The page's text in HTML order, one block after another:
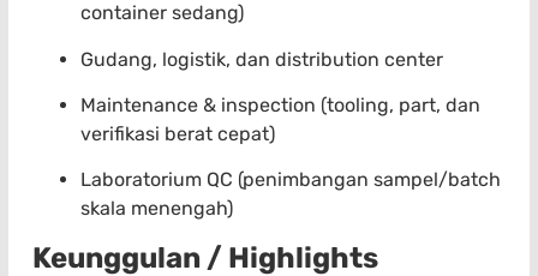
container sedang)
Gudang, logistik, dan distribution center
Maintenance & inspection (tooling, part, dan
verifikasi berat cepat)
Laboratorium QC (penimbangan sampel/batch
skala menengah)
Keunggulan / Highlights